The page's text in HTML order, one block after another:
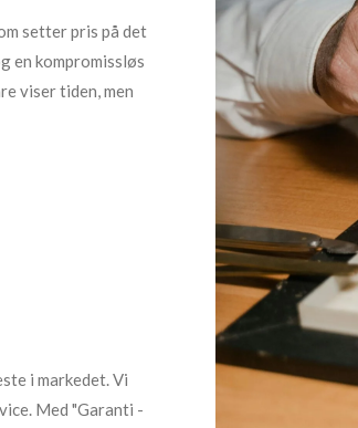
setter pris på det
en kompromissløs
viser tiden, men
i markedet. Vi
Med "Garanti -